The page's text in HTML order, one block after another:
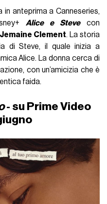
anteprima a Canneseries,
Alice e Stevecon
Jemaine Clement. La storia
di Steve, il quale inizia a
Alice. La donna cerca di
con un’amicizia che è
faida.
- su Prime Video